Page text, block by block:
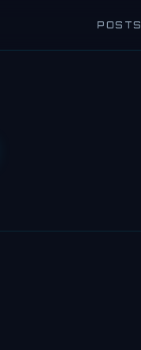
POSTS